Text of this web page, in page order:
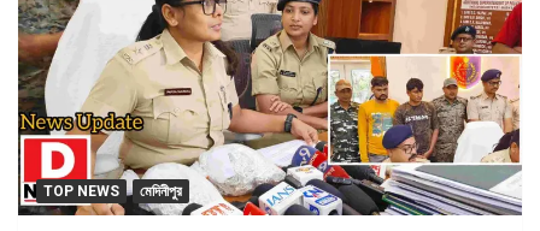
TOP NEWS মেদিনীপুর